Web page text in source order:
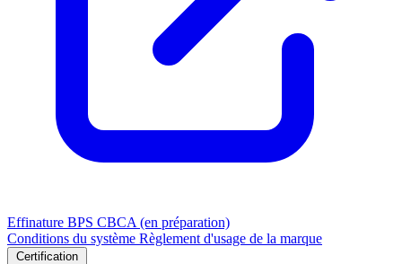
Effinature BPS CBCA (en préparation)
Conditions du système Règlement d'usage de la marque
Certification